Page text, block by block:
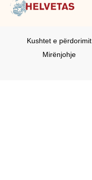
Kushtet e përdorimit
Mirënjohje